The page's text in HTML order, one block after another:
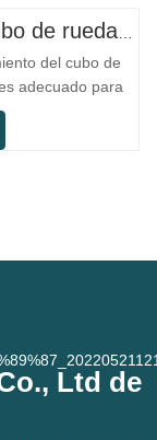
escenarios de
de
herramienta
del cubo de
adecuado para
y
cumpliendo
Ltd de